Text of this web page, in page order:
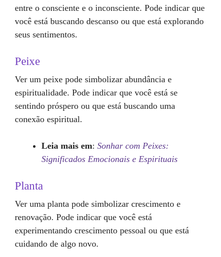
entre o consciente e o inconsciente. Pode indicar que
você está buscando descanso ou que está explorando
seus sentimentos.
Peixe
Ver um peixe pode simbolizar abundância e
espiritualidade. Pode indicar que você está se
sentindo próspero ou que está buscando uma
conexão espiritual.
Leia mais em: Sonhar com Peixes:
Significados Emocionais e Espirituais
Planta
Ver uma planta pode simbolizar crescimento e
renovação. Pode indicar que você está
experimentando crescimento pessoal ou que está
cuidando de algo novo.